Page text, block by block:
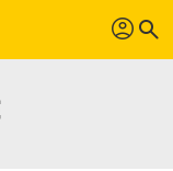
profil search